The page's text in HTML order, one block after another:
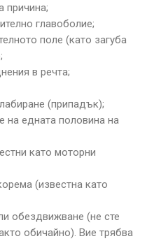
причина;
главоболие;
поле (като загуба
в речта;
(припадък);
на едната половина на
като моторни
(известна като
обездвижване (не сте
обичайно). Вие трябва